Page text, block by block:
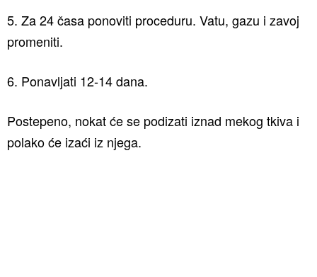
5. Za 24 časa ponoviti proceduru. Vatu, gazu i zavoj
promeniti.
6. Ponavljati 12-14 dana.
Postepeno, nokat će se podizati iznad mekog tkiva i
polako će izaći iz njega.